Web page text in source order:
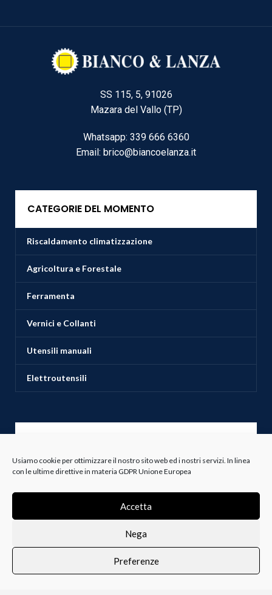
Usiamo cookie per ottimizzare il nostro sito web ed i nostri servizi. In linea
con le ultime direttive in materia GDPR Unione Europea
Accetta
Nega
Preferenze
SS 115, 5, 91026
Mazara del Vallo (TP)
Whatsapp: 339 666 6360
Email: brico@biancoelanza.it
CATEGORIE DEL MOMENTO
Riscaldamento climatizzazione
Agricoltura e Forestale
Ferramenta
Vernici e Collanti
Utensili manuali
Elettroutensili
Servizio Clienti